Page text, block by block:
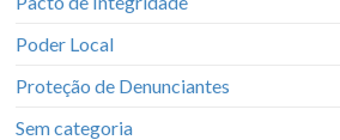
Poder Local
Proteção de Denunciantes
Sem categoria